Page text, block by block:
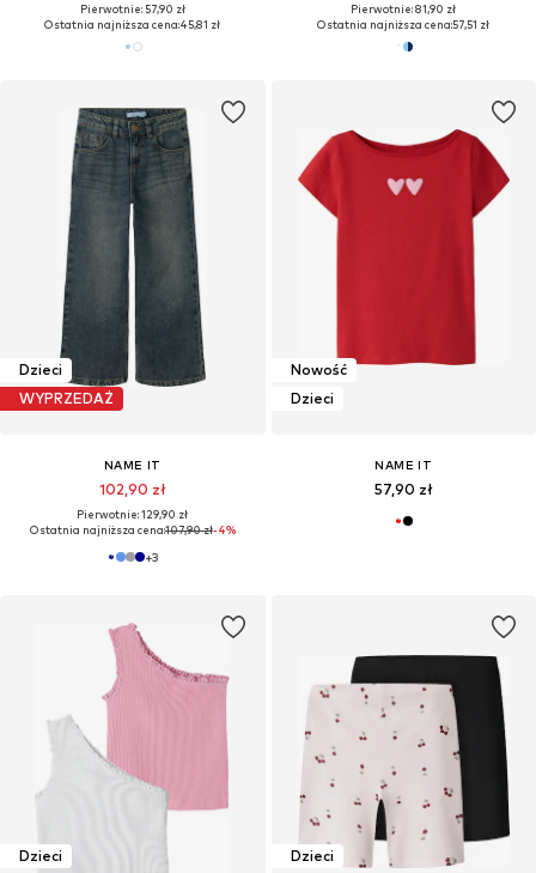
Pierwotnie: 57,90 zł
Ostatnia najniższa cena:45,81 zł
Pierwotnie: 81,90 zł
Ostatnia najniższa cena:57,51 zł
Dzieci
WYPRZEDAŻ
NAME IT
102,90 zł
Pierwotnie: 129,90 zł
Ostatnia najniższa cena:107,90 zł-4%
+3
Nowość
Dzieci
NAME IT
57,90 zł
Dzieci
Dzieci